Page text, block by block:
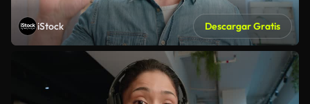
iStock Descargar Gratis